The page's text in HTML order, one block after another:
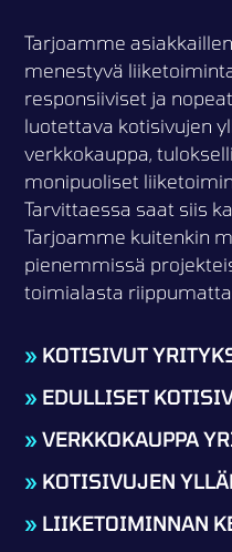
Tarjoamme
menestyvä
responsiiviset ja
luotettava kotisivujen
verkkokauppa,
monipuoliset
Tarvittaessa saat siis
Tarjoamme kuitenkin
pienemmissä
toimialasta
» KOTISIVUT
» EDULLISET
» VERKKOKAUPPA
» KOTISIVUJEN
» LIIKETOIMINNAN